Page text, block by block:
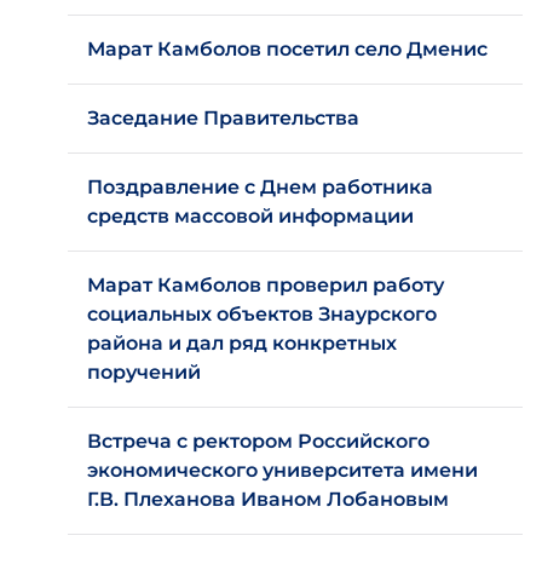
Марат Камболов посетил село Дменис
Заседание Правительства
Поздравление с Днем работника
средств массовой информации
Марат Камболов проверил работу
социальных объектов Знаурского
района и дал ряд конкретных
поручений
Встреча с ректором Российского
экономического университета имени
Г.В. Плеханова Иваном Лобановым